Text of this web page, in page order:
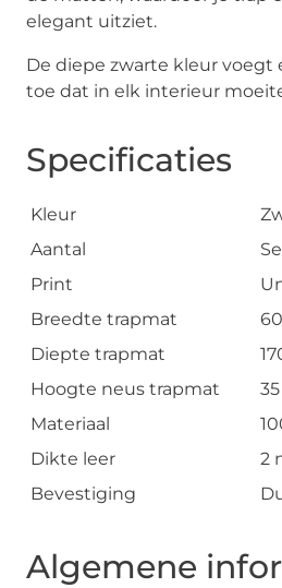
elegant uitziet.
De diepe zwarte kleur voegt
toe dat in elk interieur
Specificaties
Kleur
Aantal
Print
Breedte trapmat
Diepte trapmat
Hoogte neus trapmat
Materiaal
Dikte leer
2
Bevestiging
Algemene